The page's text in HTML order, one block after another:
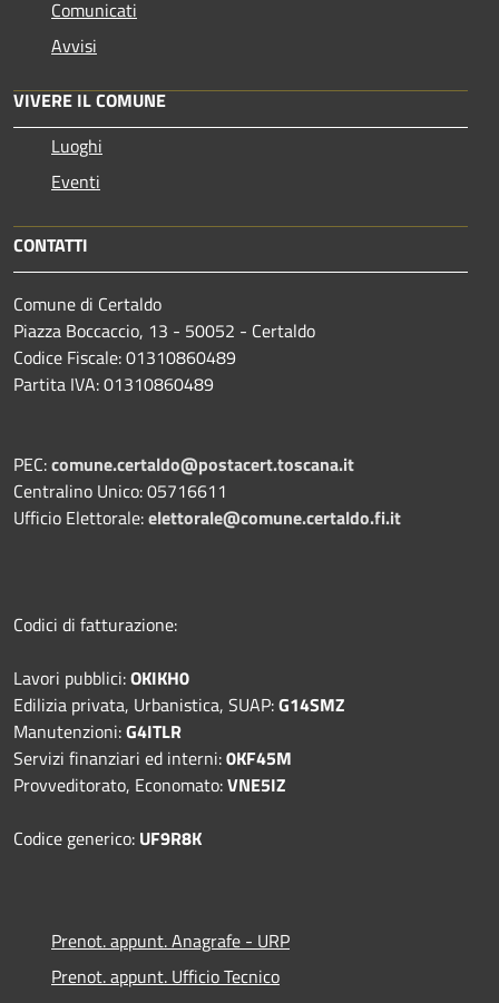
Comunicati
Avvisi
VIVERE IL COMUNE
Luoghi
Eventi
CONTATTI
Comune di Certaldo
Piazza Boccaccio, 13 - 50052 - Certaldo
Codice Fiscale: 01310860489
Partita IVA: 01310860489
PEC:comune.certaldo@postacert.toscana.it
Centralino Unico: 05716611
Ufficio Elettorale:elettorale@comune.certaldo.fi.it
Codici di fatturazione:
Lavori pubblici:OKIKH0
Edilizia privata, Urbanistica, SUAP:G14SMZ
Manutenzioni:G4ITLR
Servizi finanziari ed interni:0KF45M
Provveditorato, Economato:VNE5IZ
Codice generico: UF9R8K
Prenot. appunt. Anagrafe - URP
Prenot. appunt. Ufficio Tecnico